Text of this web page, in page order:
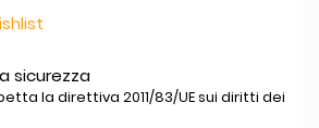
sicurezza
la direttiva 2011/83/UE sui diritti dei